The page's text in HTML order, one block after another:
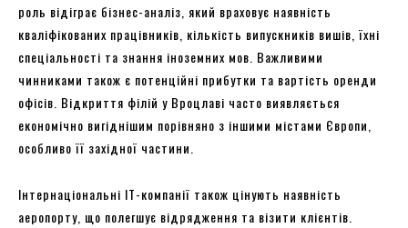
роль відіграє бізнес-аналіз, який враховує наявність
кваліфікованих працівників, кількість випускників вишів, їхні
спеціальності та знання іноземних мов. Важливими
чинниками також є потенційні прибутки та вартість оренди
офісів. Відкриття філій у Вроцлаві часто виявляється
економічно вигіднішим порівняно з іншими містами Європи,
особливо її західної частини.
Інтернаціональні IT-компанії також цінують наявність
аеропорту, що полегшує відрядження та візити клієнтів.